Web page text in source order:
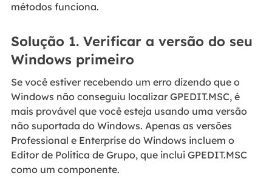
métodos funciona.
Solução 1. Verificar a versão do seu
Windows primeiro
Se você estiver recebendo um erro dizendo que o
Windows não conseguiu localizar GPEDIT.MSC, é
mais provável que você esteja usando uma versão
não suportada do Windows. Apenas as versões
Professional e Enterprise do Windows incluem o
Editor de Política de Grupo, que inclui GPEDIT.MSC
como um componente.